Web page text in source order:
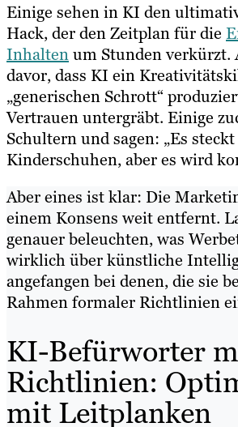
Einige sehen in KI den
Hack, der den Zeitplan für die
Inhaltenum Stunden verkürzt.
davor, dass KI ein
„generischen Schrott“
Vertrauen untergräbt. Einige
Schultern und sagen: „Es
Kinderschuhen, aber es wird
Aber eines ist klar: Die
einem Konsens weit entfernt.
genauer beleuchten, was
wirklich über künstliche
angefangen bei denen, die sie
Rahmen formaler Richtlinien
KI-Befürworter
Richtlinien:
mit Leitplanken